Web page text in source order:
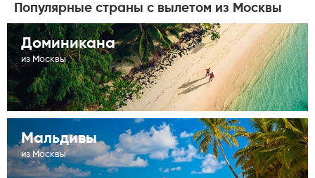
Популярные страны с вылетом из Москвы
Доминикана
из Москвы
Мальдивы
из Москвы